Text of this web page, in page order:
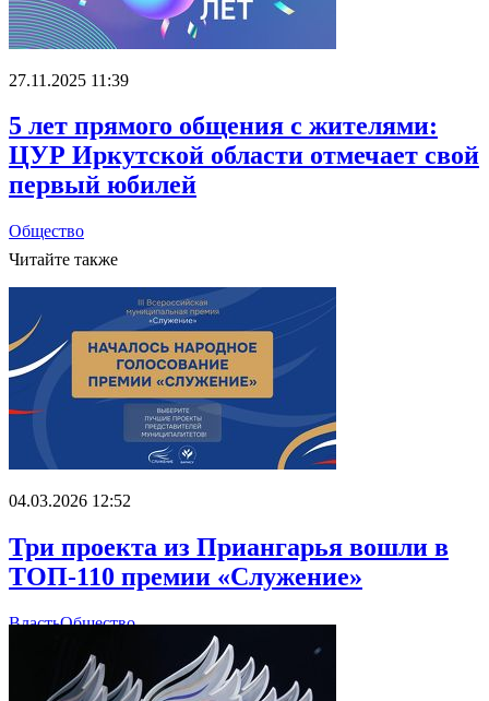
27.11.2025 11:39
5 лет прямого общения с жителями:
ЦУР Иркутской области отмечает свой
первый юбилей
Общество
Читайте также
04.03.2026 12:52
Три проекта из Приангарья вошли в
ТОП-110 премии «Служение»
ВластьОбщество